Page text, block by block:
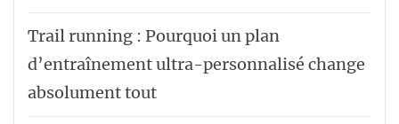
Trail running : Pourquoi un plan
d’entraînement ultra-personnalisé change
absolument tout